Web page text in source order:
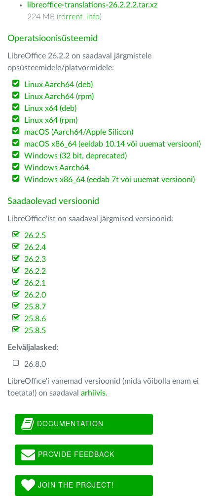
libreoffice-translations-26.2.2.2.tar.xz
224 MB (torrent, info)
Operatsioonisüsteemid
LibreOffice 26.2.2 on saadaval järgmistele
opsüsteemidele/platvormidele:
Linux Aarch64 (deb)
Linux Aarch64 (rpm)
Linux x64 (deb)
Linux x64 (rpm)
macOS (Aarch64/Apple Silicon)
macOS x86_64 (eeldab 10.14 või uuemat versiooni)
Windows (32 bit, deprecated)
Windows Aarch64
Windows x86_64 (eedab 7t või uuemat versiooni)
Saadaolevad versioonid
LibreOffice'ist on saadaval järgmised versioonid:
26.2.5
26.2.4
26.2.3
26.2.2
26.2.1
26.2.0
25.8.7
25.8.6
25.8.5
Eelväljalasked :
26.8.0
LibreOffice'i vanemad versioonid (mida võibolla enam ei
toetata!) on saadaval arhiivis.
DOCUMENTATION
PROVIDE FEEDBACK
JOIN THE PROJECT!